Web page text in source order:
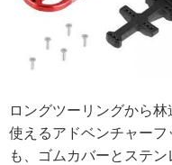
ロングツーリングから
使えるアドベンチャー
も、ゴムカバーとステ